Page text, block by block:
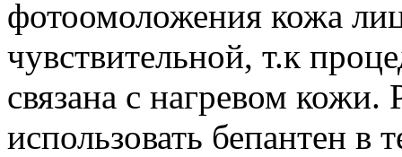
фотоомоложения кожа
чувствительной, т.к
связана с нагревом
использовать бепантен в